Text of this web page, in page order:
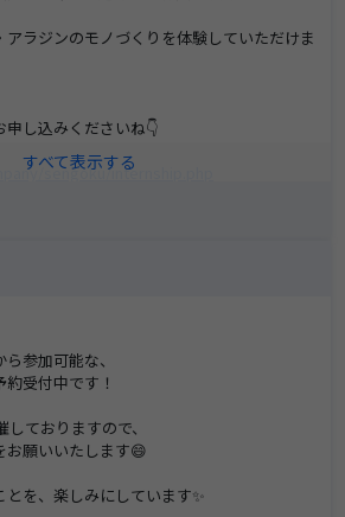
ラジンのモノづくりを体験していただけま
し込みくださいね👇
sengoku/internship.php
参加可能な、
受付中です！
ておりますので、
お願いいたします😄
を、楽しみにしています✨